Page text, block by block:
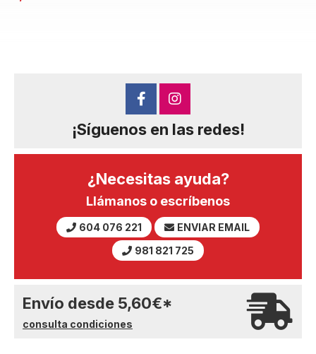
¡Síguenos en las redes!
¿Necesitas ayuda?
Llámanos o escríbenos
604 076 221
ENVIAR EMAIL
981 821 725
Envío desde 5,60€*
consulta condiciones